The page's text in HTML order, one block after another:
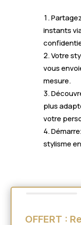
instants
Votre
vous
mesure.
plus
votre
stylisme